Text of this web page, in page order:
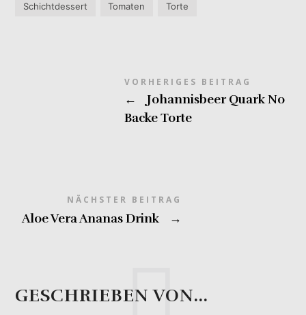
Schichtdessert Tomaten Torte
VORHERIGES BEITRAG
←
Johannisbeer Quark No
Backe Torte
NÄCHSTER BEITRAG
Aloe Vera Ananas Drink →
GESCHRIEBEN VON...